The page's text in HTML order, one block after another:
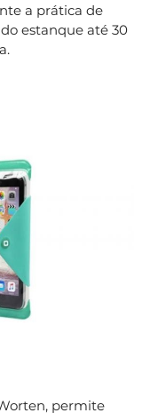
a prática de
estanque até 30
permite